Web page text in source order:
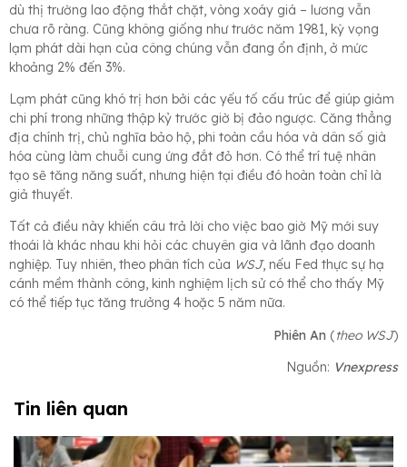
dù thị trường lao động thắt chặt, vòng xoáy giá – lương vẫn
chưa rõ ràng. Cũng không giống như trước năm 1981, kỳ vọng
lạm phát dài hạn của công chúng vẫn đang ổn định, ở mức
khoảng 2% đến 3%.
Lạm phát cũng khó trị hơn bởi các yếu tố cấu trúc để giúp giảm
chi phí trong những thập kỷ trước giờ bị đảo ngược. Căng thẳng
địa chính trị, chủ nghĩa bảo hộ, phi toàn cầu hóa và dân số già
hóa cùng làm chuỗi cung ứng đắt đỏ hơn. Có thể trí tuệ nhân
tạo sẽ tăng năng suất, nhưng hiện tại điều đó hoàn toàn chỉ là
giả thuyết.
Tất cả điều này khiến câu trả lời cho việc bao giờ Mỹ mới suy
thoái là khác nhau khi hỏi các chuyên gia và lãnh đạo doanh
nghiệp. Tuy nhiên, theo phân tích của WSJ, nếu Fed thực sự hạ
cánh mềm thành công, kinh nghiệm lịch sử có thể cho thấy Mỹ
có thể tiếp tục tăng trưởng 4 hoặc 5 năm nữa.
Phiên An (theo WSJ)
Nguồn: Vnexpress
Tin liên quan